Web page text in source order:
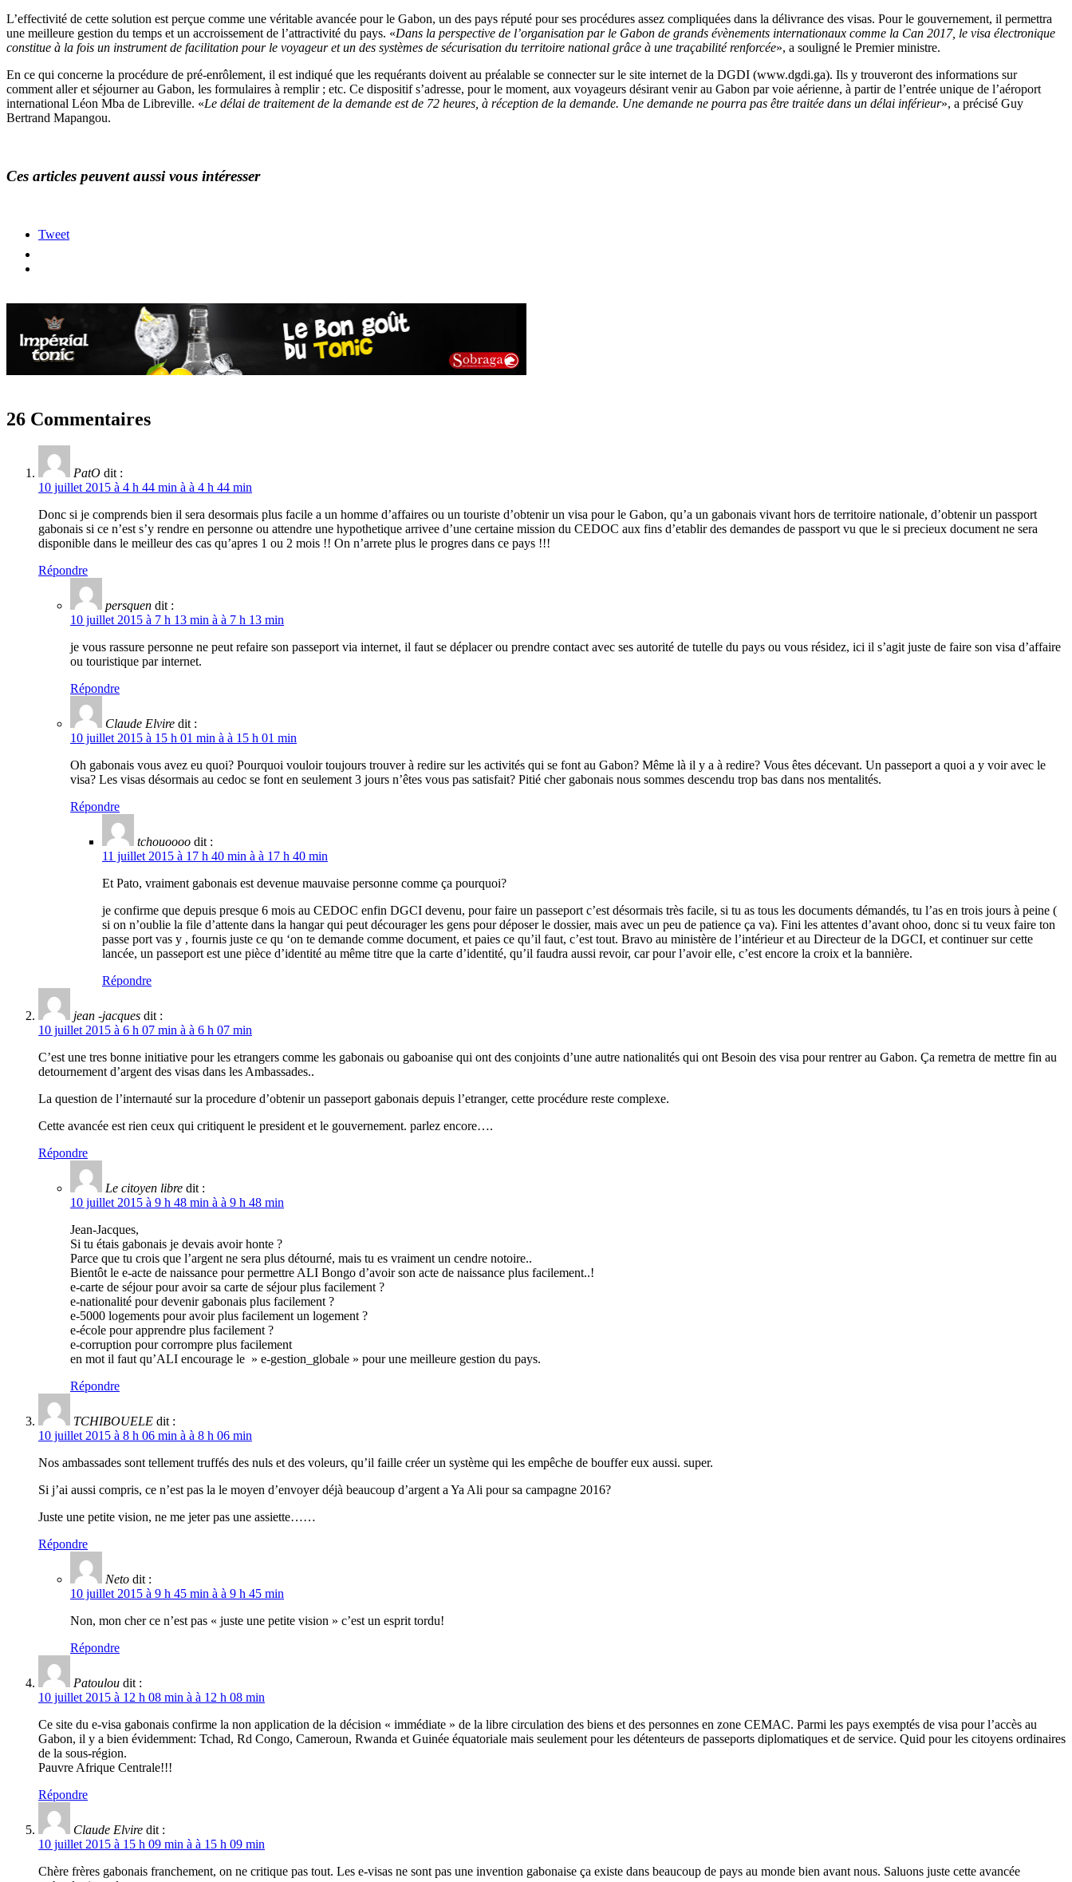
L’effectivité de cette solution est perçue comme une véritable avancée pour le Gabon, un des pays réputé pour ses procédures assez compliquées dans la délivrance des visas. Pour le gouvernement, il permettra
une meilleure gestion du temps et un accroissement de l’attractivité du pays. «Dans la perspective de l’organisation par le Gabon de grands évènements internationaux comme la Can 2017, le visa électronique
constitue à la fois un instrument de facilitation pour le voyageur et un des systèmes de sécurisation du territoire national grâce à une traçabilité renforcée», a souligné le Premier ministre.
En ce qui concerne la procédure de pré-enrôlement, il est indiqué que les requérants doivent au préalable se connecter sur le site internet de la DGDI (www.dgdi.ga). Ils y trouveront des informations sur
comment aller et séjourner au Gabon, les formulaires à remplir ; etc. Ce dispositif s’adresse, pour le moment, aux voyageurs désirant venir au Gabon par voie aérienne, à partir de l’entrée unique de l’aéroport
international Léon Mba de Libreville. «Le délai de traitement de la demande est de 72 heures, à réception de la demande. Une demande ne pourra pas être traitée dans un délai inférieur», a précisé Guy
Bertrand Mapangou.
Ces articles peuvent aussi vous intéresser
Tweet
26 Commentaires
PatO dit :
10 juillet 2015 à 4 h 44 min à à 4 h 44 min
Donc si je comprends bien il sera desormais plus facile a un homme d’affaires ou un touriste d’obtenir un visa pour le Gabon, qu’a un gabonais vivant hors de territoire nationale, d’obtenir un passport
gabonais si ce n’est s’y rendre en personne ou attendre une hypothetique arrivee d’une certaine mission du CEDOC aux fins d’etablir des demandes de passport vu que le si precieux document ne sera
disponible dans le meilleur des cas qu’apres 1 ou 2 mois !! On n’arrete plus le progres dans ce pays !!!
Répondre
persquen dit :
10 juillet 2015 à 7 h 13 min à à 7 h 13 min
je vous rassure personne ne peut refaire son passeport via internet, il faut se déplacer ou prendre contact avec ses autorité de tutelle du pays ou vous résidez, ici il s’agit juste de faire son visa d’affaire
ou touristique par internet.
Répondre
Claude Elvire dit :
10 juillet 2015 à 15 h 01 min à à 15 h 01 min
Oh gabonais vous avez eu quoi? Pourquoi vouloir toujours trouver à redire sur les activités qui se font au Gabon? Même là il y a à redire? Vous êtes décevant. Un passeport a quoi a y voir avec le
visa? Les visas désormais au cedoc se font en seulement 3 jours n’êtes vous pas satisfait? Pitié cher gabonais nous sommes descendu trop bas dans nos mentalités.
Répondre
tchouoooo dit :
11 juillet 2015 à 17 h 40 min à à 17 h 40 min
Et Pato, vraiment gabonais est devenue mauvaise personne comme ça pourquoi?
je confirme que depuis presque 6 mois au CEDOC enfin DGCI devenu, pour faire un passeport c’est désormais très facile, si tu as tous les documents démandés, tu l’as en trois jours à peine (
si on n’oublie la file d’attente dans la hangar qui peut décourager les gens pour déposer le dossier, mais avec un peu de patience ça va). Fini les attentes d’avant ohoo, donc si tu veux faire ton
passe port vas y , fournis juste ce qu ‘on te demande comme document, et paies ce qu’il faut, c’est tout. Bravo au ministère de l’intérieur et au Directeur de la DGCI, et continuer sur cette
lancée, un passeport est une pièce d’identité au même titre que la carte d’identité, qu’il faudra aussi revoir, car pour l’avoir elle, c’est encore la croix et la bannière.
Répondre
jean -jacques dit :
10 juillet 2015 à 6 h 07 min à à 6 h 07 min
C’est une tres bonne initiative pour les etrangers comme les gabonais ou gaboanise qui ont des conjoints d’une autre nationalités qui ont Besoin des visa pour rentrer au Gabon. Ça remetra de mettre fin au
detournement d’argent des visas dans les Ambassades..
La question de l’internauté sur la procedure d’obtenir un passeport gabonais depuis l’etranger, cette procédure reste complexe.
Cette avancée est rien ceux qui critiquent le president et le gouvernement. parlez encore….
Répondre
Le citoyen libre dit :
10 juillet 2015 à 9 h 48 min à à 9 h 48 min
Jean-Jacques,
Si tu étais gabonais je devais avoir honte ?
Parce que tu crois que l’argent ne sera plus détourné, mais tu es vraiment un cendre notoire..
Bientôt le e-acte de naissance pour permettre ALI Bongo d’avoir son acte de naissance plus facilement..!
e-carte de séjour pour avoir sa carte de séjour plus facilement ?
e-nationalité pour devenir gabonais plus facilement ?
e-5000 logements pour avoir plus facilement un logement ?
e-école pour apprendre plus facilement ?
e-corruption pour corrompre plus facilement
en mot il faut qu’ALI encourage le » e-gestion_globale » pour une meilleure gestion du pays.
Répondre
TCHIBOUELE dit :
10 juillet 2015 à 8 h 06 min à à 8 h 06 min
Nos ambassades sont tellement truffés des nuls et des voleurs, qu’il faille créer un système qui les empêche de bouffer eux aussi. super.
Si j’ai aussi compris, ce n’est pas la le moyen d’envoyer déjà beaucoup d’argent a Ya Ali pour sa campagne 2016?
Juste une petite vision, ne me jeter pas une assiette……
Répondre
Neto dit :
10 juillet 2015 à 9 h 45 min à à 9 h 45 min
Non, mon cher ce n’est pas « juste une petite vision » c’est un esprit tordu!
Répondre
Patoulou dit :
10 juillet 2015 à 12 h 08 min à à 12 h 08 min
Ce site du e-visa gabonais confirme la non application de la décision « immédiate » de la libre circulation des biens et des personnes en zone CEMAC. Parmi les pays exemptés de visa pour l’accès au
Gabon, il y a bien évidemment: Tchad, Rd Congo, Cameroun, Rwanda et Guinée équatoriale mais seulement pour les détenteurs de passeports diplomatiques et de service. Quid pour les citoyens ordinaires
de la sous-région.
Pauvre Afrique Centrale!!!
Répondre
Claude Elvire dit :
10 juillet 2015 à 15 h 09 min à à 15 h 09 min
Chère frères gabonais franchement, on ne critique pas tout. Les e-visas ne sont pas une invention gabonaise ça existe dans beaucoup de pays au monde bien avant nous. Saluons juste cette avancée